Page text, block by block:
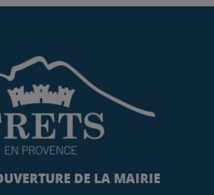
DE LA MAIRIE